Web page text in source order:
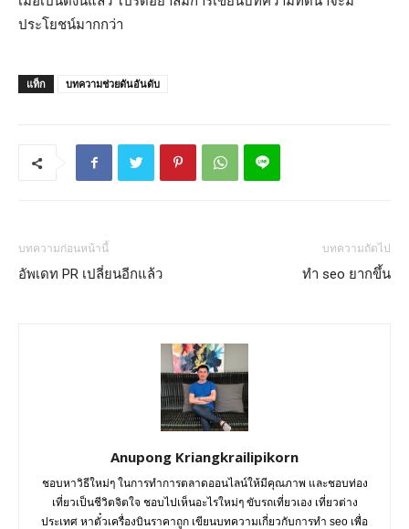
ประโยชน์มากกว่า
แท็ก บทความช่วยดันอันดับ
บทความก่อนหน้านี้
อัพเดท PR เปลี่ยนอีกแล้ว
บทความถัดไป
ทำ seo ยากขึ้น
Anupong Kriangkrailipikorn
ชอบหาวิธีใหม่ๆ ในการทำการตลาดออนไลน์ให้มีคุณภาพ และชอบท่อง
เที่ยวเป็นชีวิตจิตใจ ชอบไปเห็นอะไรใหม่ๆ ขับรถเที่ยวเอง เที่ยวต่าง
ประเทศ หาตั๋วเครื่องบินราคาถูก เขียนบทความเกี่ยวกับการทำ seo เพื่อ